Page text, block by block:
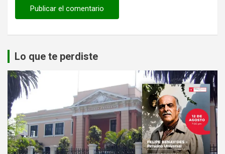
Lo que te perdiste